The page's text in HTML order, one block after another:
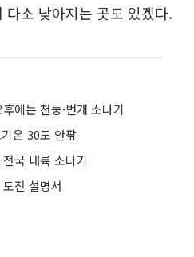
다소 낮아지는 곳도 있겠다.
에는 천둥·번개 소나기
온 30도 안팎
국 내륙 소나기
전 설명서